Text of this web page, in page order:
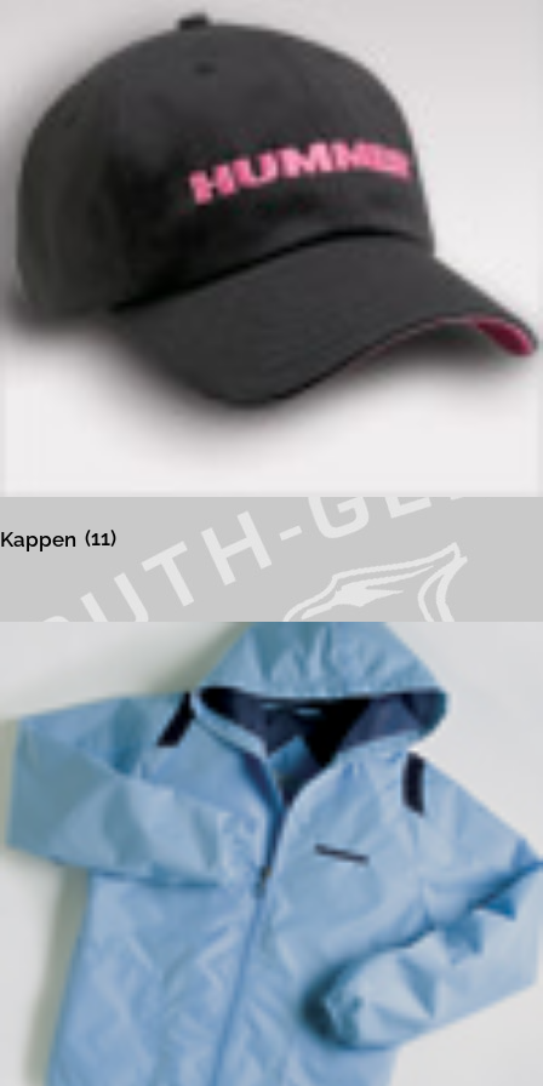
Datenschutzerklärung
Kappen (11)